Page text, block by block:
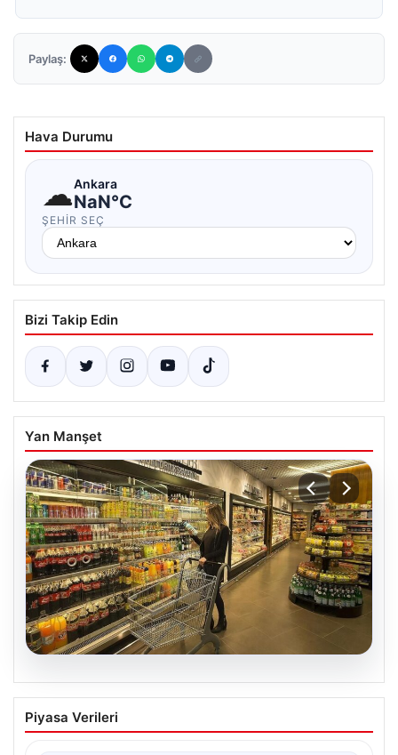
Paylaş:
Hava Durumu
☁Ankara
NaN°C
ŞEHIR SEÇ
Bizi Takip Edin
Yan Manşet
05.08.2026
Enflasyon verileri ne zaman
açıklanacak? 2026 TÜİK mart ayı
Piyasa Verileri